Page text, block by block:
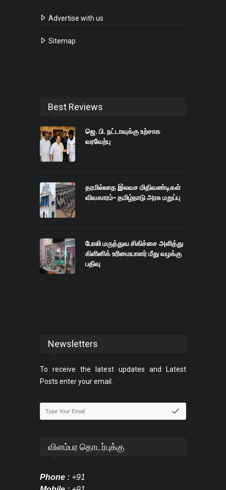
Advertise with us
Sitemap
Best Reviews
ஜெ. பி. நட்டாவுக்கு உற்சாக
வரவேற்பு
தரமில்லாத இலவச மிதிவண்டிகள்
விவகாரம்- தமிழ்நாடு அரசு மறுப்பு
போலி மருத்துவ சிகிச்சை அளித்து
கிளினிக் உரிமையாளர் மீது வழக்கு
பதிவு
Newsletters
To receive the latest updates and Latest
Posts enter your email.
விளம்பர தொடர்புக்கு
Phone : +91